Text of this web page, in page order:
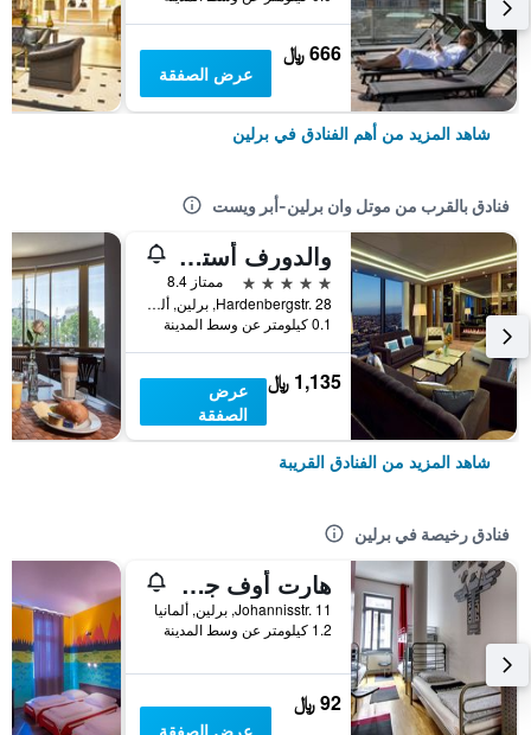
666 ﷼
عرض الصفقة
شاهد المزيد من أهم الفنادق في برلين
فنادق بالقرب من موتل وان برلين-أبر ويست
والدورف أستوريا برلين
5 نجوم
ممتاز 8.4
Hardenbergstr. 28, برلين, ألمانيا
0.1 كيلومتر عن وسط المدينة
1,135 ﷼
عرض
الصفقة
شاهد المزيد من الفنادق القريبة
فنادق رخيصة في برلين
هارت أوف جولد هوستل برلين
Johannisstr. 11, برلين, ألمانيا
1.2 كيلومتر عن وسط المدينة
92 ﷼
عرض الصفقة